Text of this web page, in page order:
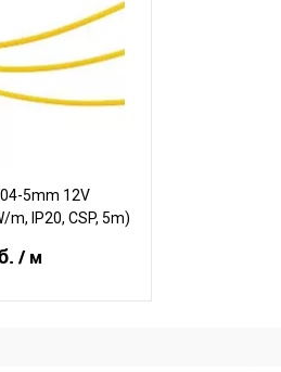
5mm 12V
m, IP20, CSP, 5m)
/ м